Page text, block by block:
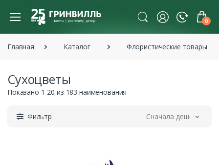
0
Главная Каталог Флористические товары
Сухоцветы
Показано 1-20 из 183 наименования
Фильтр Сначала дешевле